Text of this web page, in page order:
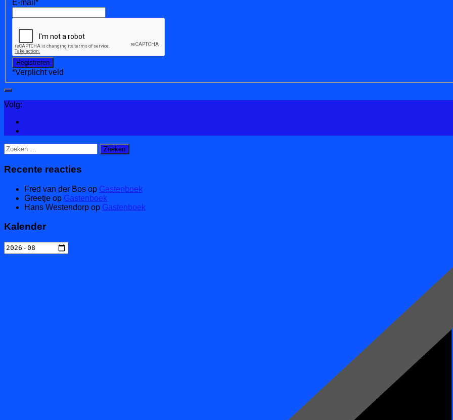
E-mail *
*Verplicht veld
Volg:
Zoeken
naar:
Recente reacties
Fred van der Bos op Gastenboek
Greetje op Gastenboek
Hans Westendorp op Gastenboek
Kalender